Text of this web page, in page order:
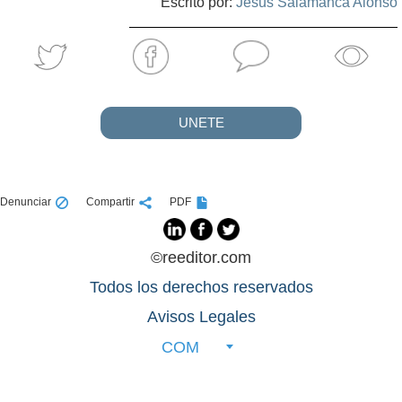
UNETE
Denunciar Compartir PDF
©reeditor.com
Todos los derechos reservados
Avisos Legales